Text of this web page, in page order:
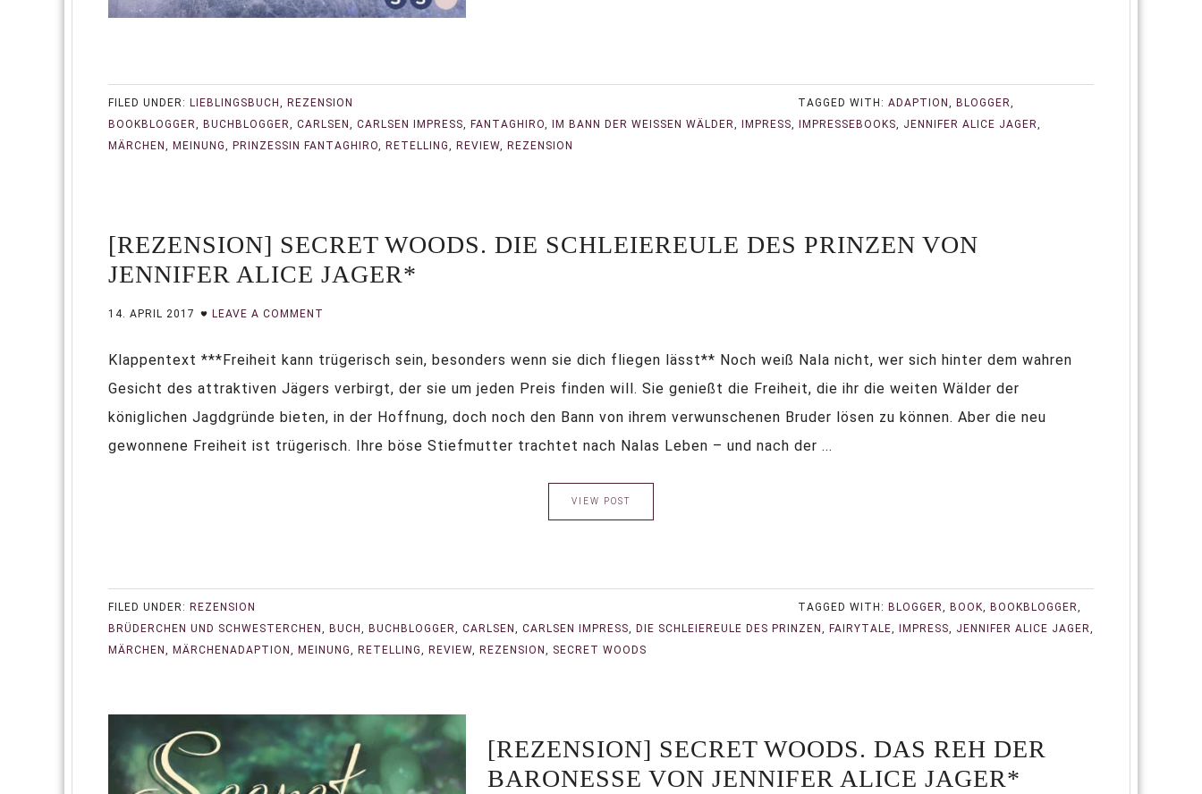
FILED UNDER: LIEBLINGSBUCH , REZENSION TAGGED WITH:ADAPTION, BLOGGER,
BOOKBLOGGER, BUCHBLOGGER, CARLSEN , CARLSEN IMPRESS, FANTAGHIRO, IM BANN DER WEISSEN WÄLDER , IMPRESS, IMPRESSEBOOKS, JENNIFER ALICE JAGER,
MÄRCHEN , MEINUNG, PRINZESSIN FANTAGHIRO, RETELLING, REVIEW, REZENSION
[REZENSION] SECRET WOODS. DIE SCHLEIEREULE DES PRINZEN VON
JENNIFER ALICE JAGER*
14. APRIL 2017 LEAVE A COMMENT
Klappentext ***Freiheit kann trügerisch sein, besonders wenn sie dich fliegen lässt** Noch weiß Nala nicht, wer sich hinter dem wahren
Gesicht des attraktiven Jägers verbirgt, der sie um jeden Preis finden will. Sie genießt die Freiheit, die ihr die weiten Wälder der
königlichen Jagdgründe bieten, in der Hoffnung, doch noch den Bann von ihrem verwunschenen Bruder lösen zu können. Aber die neu
gewonnene Freiheit ist trügerisch. Ihre böse Stiefmutter trachtet nach Nalas Leben – und nach der ...
VIEW POST
FILED UNDER: REZENSION TAGGED WITH: BLOGGER, BOOK, BOOKBLOGGER,
BRÜDERCHEN UND SCHWESTERCHEN , BUCH , BUCHBLOGGER, CARLSEN , CARLSEN IMPRESS, DIE SCHLEIEREULE DES PRINZEN , FAIRYTALE, IMPRESS, JENNIFER ALICE JAGER,
MÄRCHEN , MÄRCHENADAPTION , MEINUNG, RETELLING, REVIEW, REZENSION , SECRET WOODS
[REZENSION] SECRET WOODS. DAS REH DER
BARONESSE VON JENNIFER ALICE JAGER*